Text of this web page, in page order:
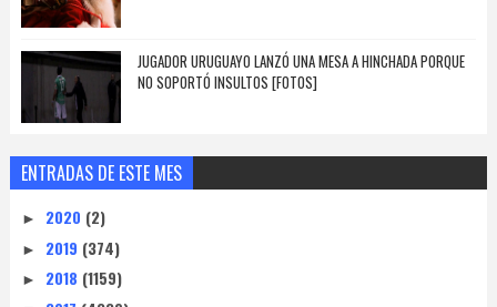
JUGADOR URUGUAYO LANZÓ UNA MESA A HINCHADA PORQUE
NO SOPORTÓ INSULTOS [FOTOS]
ENTRADAS DE ESTE MES
► 2020 (2)
► 2019 (374)
► 2018 (1159)